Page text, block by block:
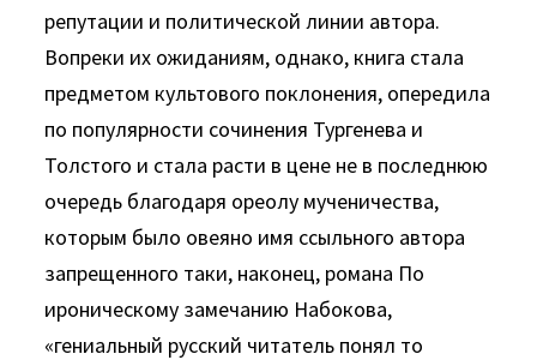
репутации и поли­тической линии автора.
Вопреки их ожиданиям, однако, книга стала
предметом культового поклонения, опередила
по популярности сочинения Тургенева и
Толстого и стала расти в це­не не в последнюю
очередь благодаря ореолу мученичества,
которым было овеяно имя ссыльного автора
запрещенного­ таки, наконец, романа По
ироническому замечанию Набоко­ва,
«гениальный русский читатель понял то